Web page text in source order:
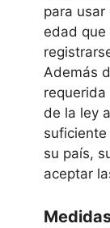
para usar
edad que
Además
de la ley
su país,
aceptar